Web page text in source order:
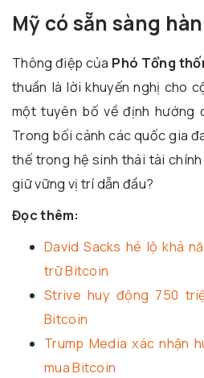
Mỹ có sẵn sàng
Thông điệp của Phó Tổng
thuần là lời khuyến nghị cho
một tuyên bố về định hướng
Trong bối cảnh các quốc gia
thế trong hệ sinh thái tài
giữ vững vị trí dẫn đầu?
Đọc thêm:
David Sacks hé lộ khả
trữ Bitcoin
Strive huy động 750
Bitcoin
Trump Media xác nhận
mua Bitcoin